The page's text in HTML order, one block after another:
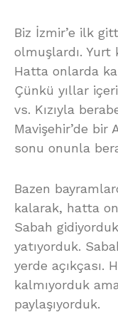
Biz İzmir’e ilk
olmuşlardı. Yurt
Hatta onlarda
Çünkü yıllar
vs. Kızıyla
Mavişehir’de bir
sonu onunla
Bazen
kalarak, hatta
Sabah
yatıyorduk.
yerde açıkçası.
kalmıyorduk
paylaşıyorduk.